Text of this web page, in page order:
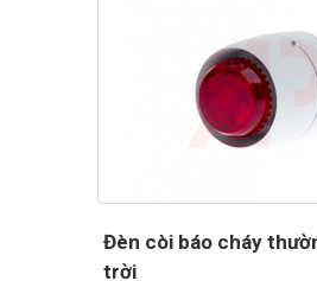
Đèn còi báo cháy
trời